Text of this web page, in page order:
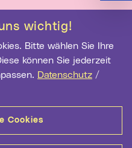
wichtig!
können Sie jederzeit
Datenschutz /
Cookies